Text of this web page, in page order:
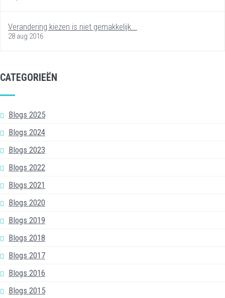
Verandering kiezen is niet gemakkelijk...
28 aug 2016
CATEGORIEËN
Blogs 2025
Blogs 2024
Blogs 2023
Blogs 2022
Blogs 2021
Blogs 2020
Blogs 2019
Blogs 2018
Blogs 2017
Blogs 2016
Blogs 2015